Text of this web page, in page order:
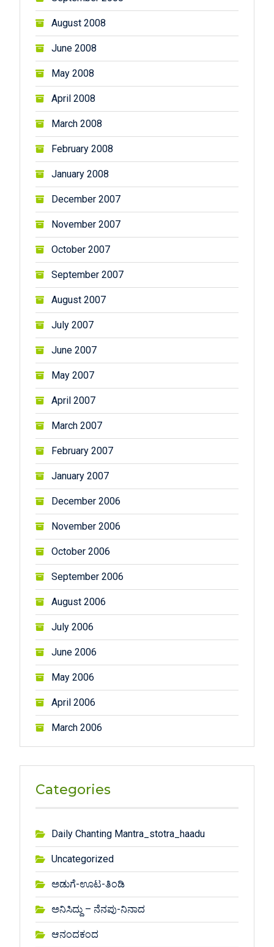
August 2008
June 2008
May 2008
April 2008
March 2008
February 2008
January 2008
December 2007
November 2007
October 2007
September 2007
August 2007
July 2007
June 2007
May 2007
April 2007
March 2007
February 2007
January 2007
December 2006
November 2006
October 2006
September 2006
August 2006
July 2006
June 2006
May 2006
April 2006
March 2006
Categories
Daily Chanting Mantra_stotra_haadu
Uncategorized
ಅಡುಗೆ-ಊಟ-ತಿಂಡಿ
ಅನಿಸಿದ್ದು – ನೆನಪು-ನಿನಾದ
ಆನಂದಕಂದ